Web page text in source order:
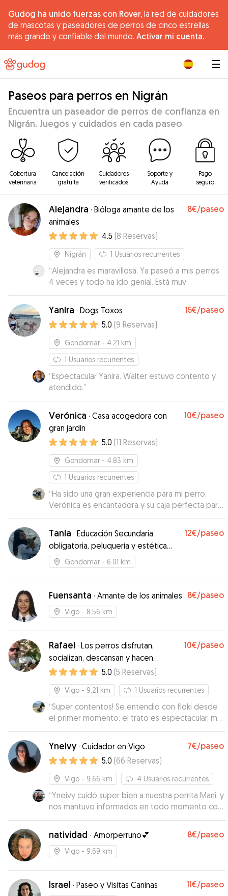
Gudog ha unido fuerzas con Rover, la red de cuidadores
de mascotas y paseadores de perros de cinco estrellas
más grande y confiable del mundo. Activar mi cuenta.
Paseos para perros en Nigrán
Encuentra un paseador de perros de confianza en
Nigrán. Juegos y cuidados en cada paseo
Cobertura
veterinaria
Cancelación
gratuita
Cuidadores
verificados
Soporte y
Ayuda
Pago
seguro
Alejandra · Bióloga amante de los
animales
8€/paseo
4.5 (8 Reservas)
Nigrán 1 Usuarios recurrentes
“Alejandra es maravillosa. Ya paseó a mis perros
4 veces y todo ha ido genial. Está muy
pendiente de ellos se nota. Estoy encantada
con ella.
Yanira · Dogs Toxos 15€/paseo
5.0 (9 Reservas)
Gondomar - 4.21 km
1 Usuarios recurrentes
“Espectacular Yanira. Walter estuvo contento y
atendido.”
Verónica · Casa acogedora con
gran jardín
10€/paseo
5.0 (11 Reservas)
Gondomar - 4.83 km
1 Usuarios recurrentes
“Ha sido una gran experiencia para mi perro,
Verónica es encantadora y su caja perfecta para
nuestra mascota, donde ha estado mejor que
en casa.
Tania · Educación Secundaria
obligatoria, peluquería y estética
canina, ayudante técnica en
veterinaria
12€/paseo
Gondomar - 6.01 km
Fuensanta · Amante de los animales 8€/paseo
Vigo - 8.56 km
Rafael · Los perros disfrutan,
socializan, descansan y hacen
ejercicio!
10€/paseo
5.0 (5 Reservas)
Vigo - 9.21 km 1 Usuarios recurrentes
“Super contentos! Se entendio con floki desde
el primer momento, el trato es espectacular, me
ha mandando videos de mi perro jugando con
los suyos y se nota que ha disfrutado mucho el
día de hoy, vamos a repetir sin duda! Cuidador
muy recomendable, muchas gracias por tratarlo
como uno mas de la familia!”
Yneivy· Cuidador en Vigo 7€/paseo
5.0 (66 Reservas)
Vigo - 9.66 km 4 Usuarios recurrentes
“Yneivy cuidó super bien a nuestra perrita Mani, y
nos mantuvo informados en todo momento con
fotos y videos de cómo estaba. Mani estuvo
contenta y relajada. Excelente cuidadora.
Muchas gracias Yneivy por cuidar tan bien a
nuestra perrita. Repetiremos sin duda!
natividad · Amorperruno💕 8€/paseo
Vigo - 9.69 km
Israel · Paseo y Visitas Caninas 11€/paseo